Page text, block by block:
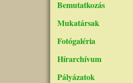
Bemutatkozás
Mukatársak
Fotógaléria
Hírarchívum
Pályázatok